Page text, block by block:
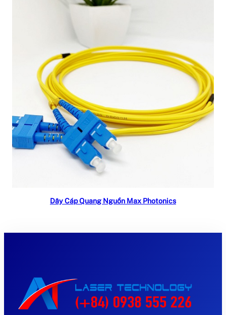
Read more
Dây Cáp Quang Nguồn Max Photonics